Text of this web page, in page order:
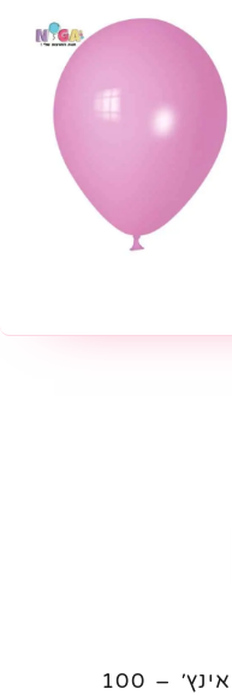
בלוני לטקס Nogatex 12 אינץ׳ – 100